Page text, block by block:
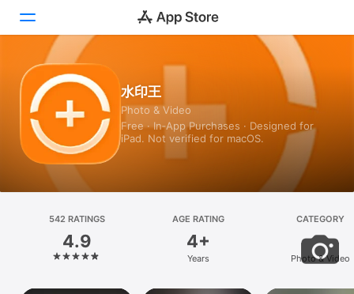
Today
Games
Apps
Arcade
Platform
iPhone
iPad
水印王
Photo & Video
Free · In‑App Purchases · Designed for
iPad. Not verified for macOS.
542 RATINGS
4.9
AGE RATING
4+
Years
CATEGORY
Photo & Video